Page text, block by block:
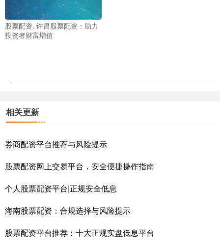
股票配资. 许昌股票配资：助力
投资者财富增值
相关更新
券商配资平台推荐与风险提示
股票配资网上交易平台，安全便捷操作指南
个人股票配资平台|正规安全低息
海南股票配资：合规选择与风险提示
股票配资平台推荐：十大正规实盘低息平台